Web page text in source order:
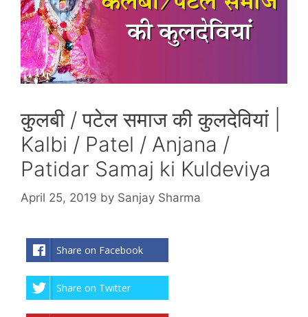
कुलबी / पटेल समाज की कुलदेवियां |
Kalbi / Patel / Anjana /
Patidar Samaj ki Kuldeviya
April 25, 2019 by Sanjay Sharma
Share on Facebook
Share on Twitter